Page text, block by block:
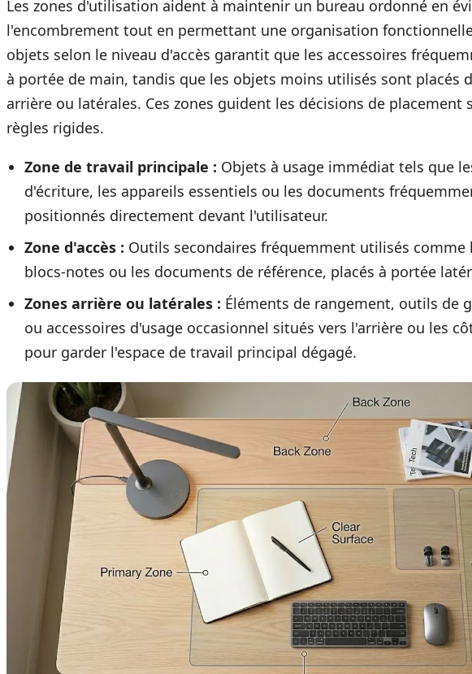
Les zones d'utilisation aident à maintenir un bureau ordonné en
l'encombrement tout en permettant une organisation
objets selon le niveau d'accès garantit que les accessoires
à portée de main, tandis que les objets moins utilisés sont placés
arrière ou latérales. Ces zones guident les décisions de placement
règles rigides.
Zone de travail principale : Objets à usage immédiat tels que
d'écriture, les appareils essentiels ou les documents
positionnés directement devant l'utilisateur.
Zone d'accès : Outils secondaires fréquemment utilisés comme
blocs-notes ou les documents de référence, placés à portée
Zones arrière ou latérales : Éléments de rangement, outils de
ou accessoires d'usage occasionnel situés vers l'arrière ou les
pour garder l'espace de travail principal dégagé.